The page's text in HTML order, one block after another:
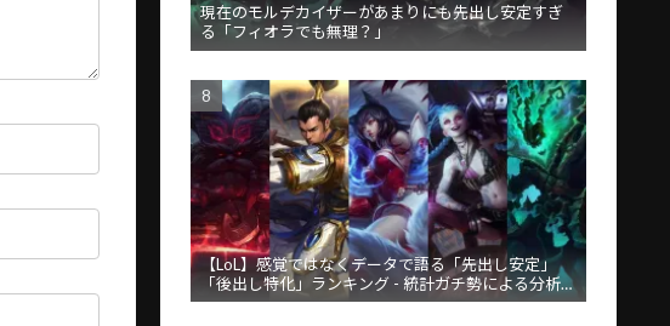
現在のモルデカイザーがあまりにも先出し安定すぎ
る「フィオラでも無理？」
【LoL】感覚ではなくデータで語る「先出し安定」
「後出し特化」ランキング - 統計ガチ勢による分析が
話題